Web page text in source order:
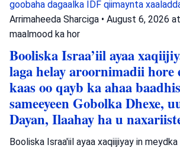
goobaha dagaalka IDF qiimaynta
Arrimaheeda Sharciga • August 6, 2026
maalmood ka hor
Booliska Israa’iil ayaa
laga helay aroornimadii hore
kaas oo qayb ka ahaa
sameeyeen Gobolka Dhexe,
Dayan, Ilaahay ha u
Booliska Israa'iil ayaa xaqiijiyay in